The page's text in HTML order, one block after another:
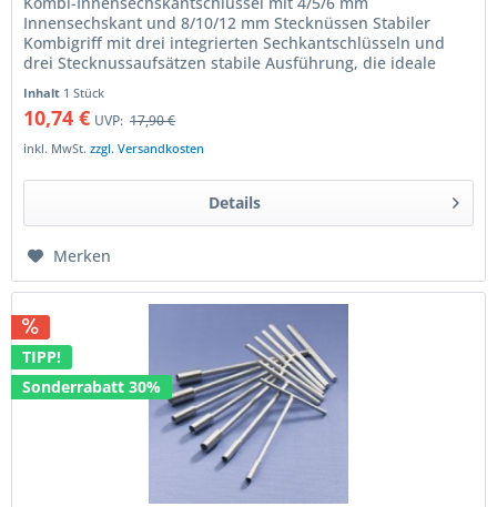
Innensechskant und 8/10/12 mm Stecknüssen Stabiler
Kombigriff mit drei integrierten Sechkantschlüsseln und
drei Stecknussaufsätzen stabile Ausführung, die ideale
Inhalt 1 Stück
10,74 € UVP: 17,90 €
inkl. MwSt.zzgl. Versandkosten
Details
Merken
TIPP!
Sonderrabatt 30%